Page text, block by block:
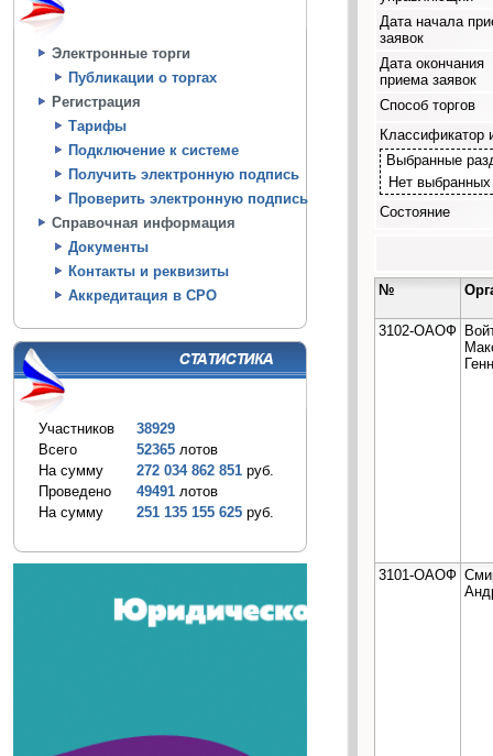
Электронные торги
Публикации о торгах
Регистрация
Тарифы
Подключение к системе
Получить электронную подпись
Проверить электронную подпись
Справочная информация
Документы
Контакты и реквизиты
Аккредитация в СРО
Участников
38929
Всего
52365 лотов
На сумму
272 034 862 851 руб.
Проведено
49491 лотов
На сумму
251 135 155 625 руб.
Дата начала
заявок
Дата окончания
приема заявок
Способ торгов
Классификатор
Выбранные
Нет
Состояние
№
3102-ОАОФ
3101-ОАОФ